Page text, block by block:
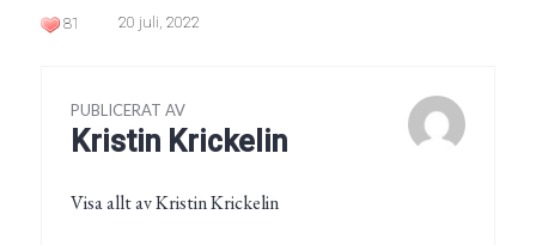
81 20 juli, 2022
PUBLICERAT AV
Kristin Krickelin
Visa allt av Kristin Krickelin